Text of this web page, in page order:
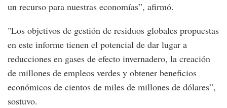
un recurso para nuestras economías”, afirmó.
"Los objetivos de gestión de residuos globales propuestas
en este informe tienen el potencial de dar lugar a
reducciones en gases de efecto invernadero, la creación
de millones de empleos verdes y obtener beneficios
económicos de cientos de miles de millones de dólares”,
sostuvo.